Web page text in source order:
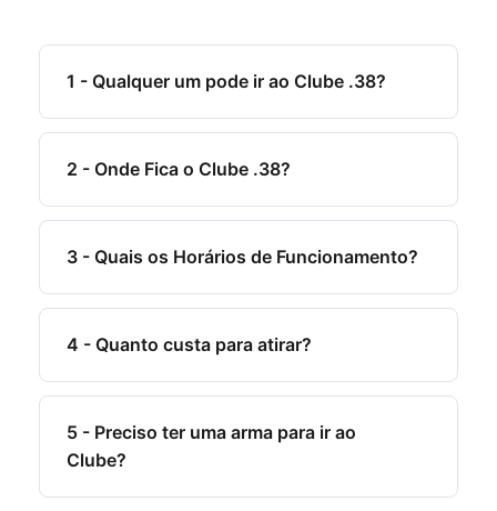
1 - Qualquer um pode ir ao Clube .38?
2 - Onde Fica o Clube .38?
3 - Quais os Horários de Funcionamento?
4 - Quanto custa para atirar?
5 - Preciso ter uma arma para ir ao
Clube?